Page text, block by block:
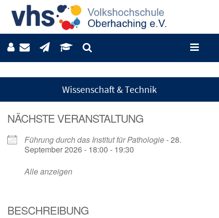
Wissenschaft & Technik
NÄCHSTE VERANSTALTUNG
Führung durch das Institut für Pathologie- 28.
September 2026 - 18:00 - 19:30
Alle anzeigen
BESCHREIBUNG